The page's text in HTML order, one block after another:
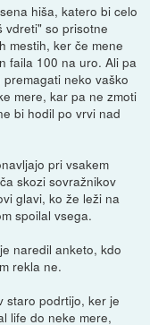
hiša, katero bi celo
vdreti" so prisotne
mestih, ker če mene
faila 100 na uro. Ali pa
neko vaško
mere, kar pa ne zmoti
bi hodil po vrvi nad
pri vsakem
skozi sovražnikov
glavi, ko že leži na
spoilal vsega.
naredil anketo, kdo
rekla ne.
staro podrtijo, ker je
life do neke mere,